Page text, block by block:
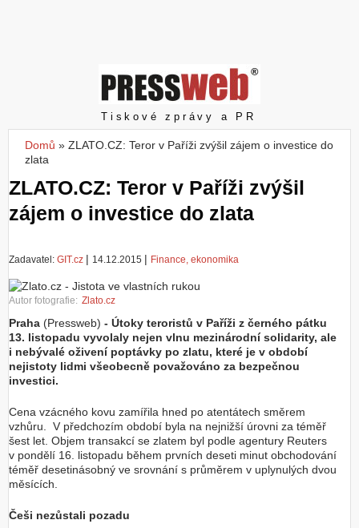
č
Pressweb
Tiskové zprávy a PR
Jste zde
Domů » ZLATO.CZ: Teror v Paříži zvýšil zájem o investice do
zlata
ZLATO.CZ: Teror v Paříži zvýšil
zájem o investice do zlata
Zadavatel: GIT.cz | 14.12.2015 | Finance, ekonomika
Autor fotografie: Zlato.cz
Praha (Pressweb) - Útoky teroristů v Paříži z černého pátku
13. listopadu vyvolaly nejen vlnu mezinárodní solidarity, ale
i nebývalé oživení poptávky po zlatu, které je v období
nejistoty lidmi všeobecně považováno za bezpečnou
investici.
Cena vzácného kovu zamířila hned po atentátech směrem
vzhůru. V předchozím období byla na nejnižší úrovni za téměř
šest let. Objem transakcí se zlatem byl podle agentury Reuters
v pondělí 16. listopadu během prvních deseti minut obchodování
téměř desetinásobný ve srovnání s průměrem v uplynulých dvou
měsících.
Češi nezůstali pozadu